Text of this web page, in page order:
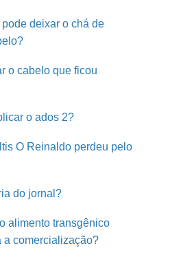
deixar o chá de
o cabelo que ficou
o ados 2?
O Reinaldo perdeu pelo
do jornal?
alimento transgênico
a comercialização?